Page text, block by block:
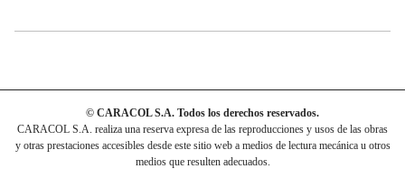
© CARACOL S.A. Todos los derechos reservados.
CARACOL S.A. realiza una reserva expresa de las reproducciones y usos de las obras
y otras prestaciones accesibles desde este sitio web a medios de lectura mecánica u otros
medios que resulten adecuados.